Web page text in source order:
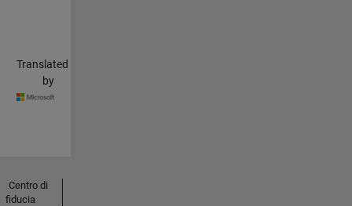
Translated
by
Centro di
fiducia